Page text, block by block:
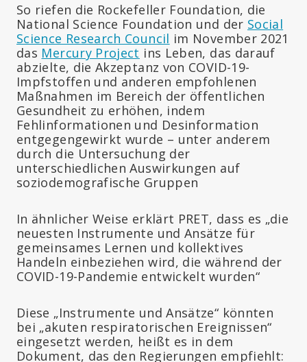
So riefen die Rockefeller Foundation, die
National Science Foundation und der Social
Science Research Council im November 2021
das Mercury Project ins Leben, das darauf
abzielte, die Akzeptanz von COVID-19-
Impfstoffen und anderen empfohlenen
Maßnahmen im Bereich der öffentlichen
Gesundheit zu erhöhen, indem
Fehlinformationen und Desinformation
entgegengewirkt wurde – unter anderem
durch die Untersuchung der
unterschiedlichen Auswirkungen auf
soziodemografische Gruppen
In ähnlicher Weise erklärt PRET, dass es „die
neuesten Instrumente und Ansätze für
gemeinsames Lernen und kollektives
Handeln einbeziehen wird, die während der
COVID-19-Pandemie entwickelt wurden“
Diese „Instrumente und Ansätze“ könnten
bei „akuten respiratorischen Ereignissen“
eingesetzt werden, heißt es in dem
Dokument, das den Regierungen empfiehlt: